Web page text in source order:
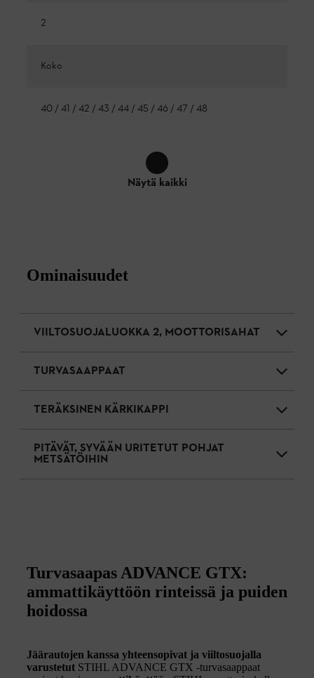
2
Koko
40 / 41 / 42 / 43 / 44 / 45 / 46 / 47 / 48
Näytä kaikki
Ominaisuudet
VIILTOSUOJALUOKKA 2, MOOTTORISAHAT
TURVASAAPPAAT
TERÄKSINEN KÄRKIKAPPI
PITÄVÄT, SYVÄÄN URITETUT POHJAT
METSÄTÖIHIN
Turvasaapas ADVANCE GTX:
ammattikäyttöön rinteissä ja puiden
hoidossa
Jäärautojen kanssa yhteensopivat ja viiltosuojalla
varustetut STIHL ADVANCE GTX -turvasaappaat